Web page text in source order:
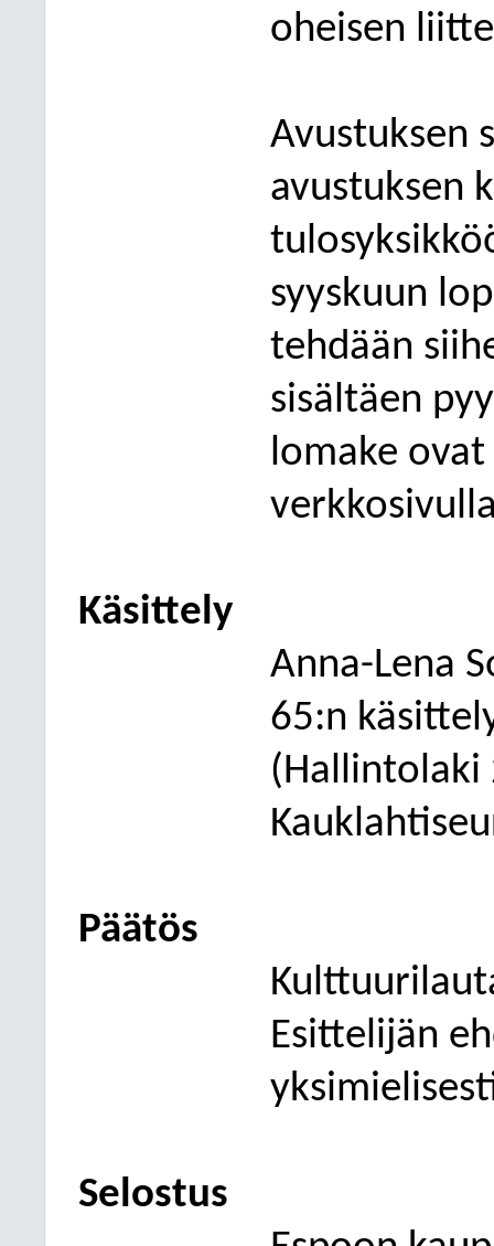
oheisen
Avustuksen
avustuksen
syyskuun
tehdään
sisältäen
lomake
Käsittely
Anna-Lena
65:n
(Hallintolaki
Päätös
Esittelijän
Selostus